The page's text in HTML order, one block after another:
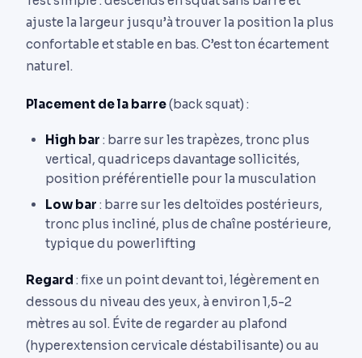
ajuste la largeur jusqu’à trouver la position la plus
confortable et stable en bas. C’est ton écartement
naturel.
Placement de la barre(back squat) :
High bar : barre sur les trapèzes, tronc plus
vertical, quadriceps davantage sollicités,
position préférentielle pour la musculation
Low bar : barre sur les deltoïdes postérieurs,
tronc plus incliné, plus de chaîne postérieure,
typique du powerlifting
Regard : fixe un point devant toi, légèrement en
dessous du niveau des yeux, à environ 1,5-2
mètres au sol. Évite de regarder au plafond
(hyperextension cervicale déstabilisante) ou au